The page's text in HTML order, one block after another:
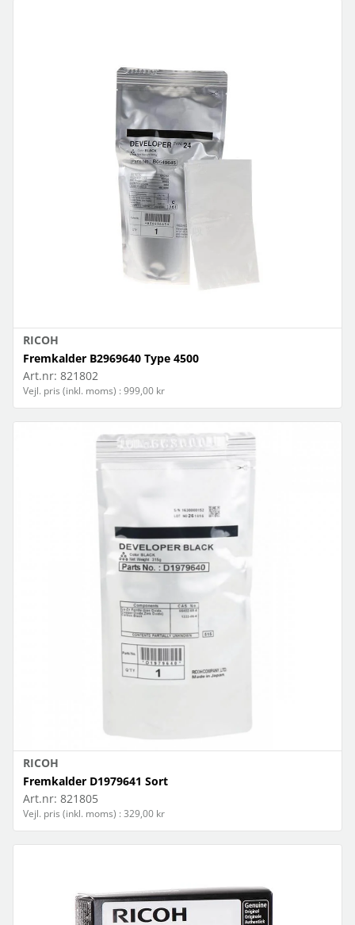
RICOH
Fremkalder B2969640 Type 4500
Art.nr: 821802
Vejl. pris (inkl. moms) : 999,00 kr
RICOH
Fremkalder D1979641 Sort
Art.nr: 821805
Vejl. pris (inkl. moms) : 329,00 kr